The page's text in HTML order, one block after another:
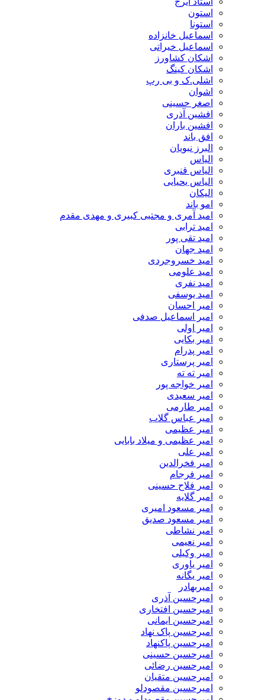
استون
استونا
اسماعیل خانزاده
اسماعیل خیراتی
اشکان کشاورز
اشکان کینگ
اشلی.ک و بی رپ
اشوان
اصغر حسینی
افشین آذری
افشین باران
افق باند
البرز نبویان
الیاس
الیاس قنبرى
الیاس یحیایی
الیکان
امو باند
امید آمری و مجتبی کبیری و مهدى مقدم
امید ترابی
امید تقی پور
امید جهان
امید خسروجردی
امید علومی
امید نفری
امید یوسفی
امیر احسان
امیر اسماعیل صدفی
امیر اولی
امیر بکایی
امیر پدرام
امیر پرستاری
امیر ته ته
امیر خواجه پور
امیر سعیدی
امیر طارمی
امیر عباس گلاب
امیر عظیمی
امیر عظیمی و میلاد بابایی
امیر علی
امیر فخرالدین
امیر فرجام
امیر فلاح حسینی
امیر گلایه
امیر مسعود امیری
امیر مسعود صدیق
امیر نشاطی
امیر نعیمی
امیر وکیلی
امیر یاوری
امیر یگانه
امیربهادر
امیرحسین آذری
امیرحسین افتخاری
امیرحسین ایمانی
امیرحسین پاک نهاد
امیرحسین پاکنهاد
امیرحسین حسینی
امیرحسین رضائی
امیرحسین متقیان
امیرحسین مقصودلو